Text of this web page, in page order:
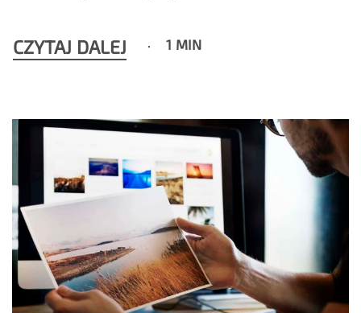
CZYTAJ DALEJ 1 MIN